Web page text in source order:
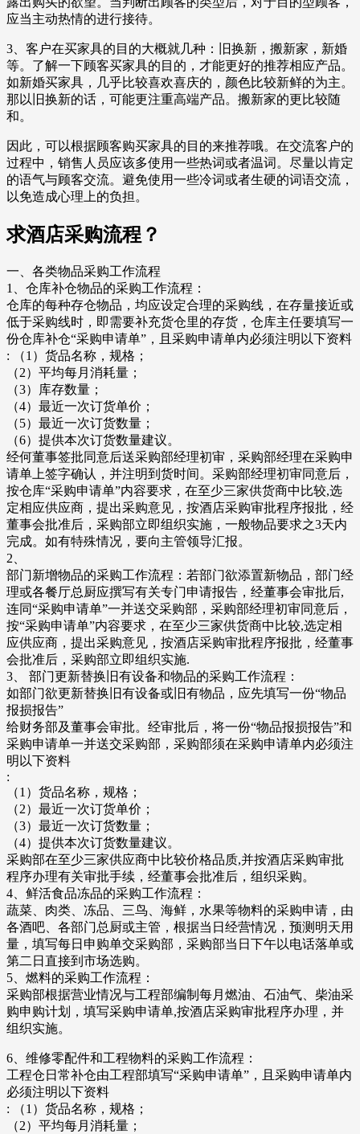
应当主动热情的进行接待。
3、客户在买家具的目的大概就几种：旧换新，搬新家，新婚
等。了解一下顾客买家具的目的，才能更好的推荐相应产品。
如新婚买家具，几乎比较喜欢喜庆的，颜色比较新鲜的为主。
那以旧换新的话，可能更注重高端产品。搬新家的更比较随
和。
因此，可以根据顾客购买家具的目的来推荐哦。在交流客户的
过程中，销售人员应该多使用一些热词或者温词。尽量以肯定
的语气与顾客交流。避免使用一些冷词或者生硬的词语交流，
以免造成心理上的负担。
求酒店采购流程？
一、各类物品采购工作流程
1、仓库补仓物品的采购工作流程：
仓库的每种存仓物品，均应设定合理的采购线，在存量接近或
低于采购线时，即需要补充货仓里的存货，仓库主任要填写一
份仓库补仓“采购申请单”，且采购申请单内必须注明以下资料
: （1）货品名称，规格；
（2）平均每月消耗量；
（3）库存数量；
（4）最近一次订货单价；
（5）最近一次订货数量；
（6）提供本次订货数量建议。
经何董事签批同意后送采购部经理初审，采购部经理在采购申
请单上签字确认，并注明到货时间。采购部经理初审同意后，
按仓库“采购申请单”内容要求，在至少三家供货商中比较,选
定相应供应商，提出采购意见，按酒店采购审批程序报批，经
董事会批准后，采购部立即组织实施，一般物品要求之3天内
完成。如有特殊情况，要向主管领导汇报。
2、
部门新增物品的采购工作流程：若部门欲添置新物品，部门经
理或各餐厅总厨应撰写有关专门申请报告，经董事会审批后,
连同“采购申请单”一并送交采购部，采购部经理初审同意后，
按“采购申请单”内容要求，在至少三家供货商中比较,选定相
应供应商，提出采购意见，按酒店采购审批程序报批，经董事
会批准后，采购部立即组织实施.
3、 部门更新替换旧有设备和物品的采购工作流程：
如部门欲更新替换旧有设备或旧有物品，应先填写一份“物品
报损报告”
给财务部及董事会审批。经审批后，将一份“物品报损报告”和
采购申请单一并送交采购部，采购部须在采购申请单内必须注
明以下资料
:
（1）货品名称，规格；
（2）最近一次订货单价；
（3）最近一次订货数量；
（4）提供本次订货数量建议。
采购部在至少三家供应商中比较价格品质,并按酒店采购审批
程序办理有关审批手续，经董事会批准后，组织采购。
4、鲜活食品冻品的采购工作流程：
蔬菜、肉类、冻品、三鸟、海鲜，水果等物料的采购申请，由
各酒吧、各部门总厨或主管，根据当日经营情况，预测明天用
量，填写每日申购单交采购部，采购部当日下午以电话落单或
第二日直接到市场选购。
5、燃料的采购工作流程：
采购部根据营业情况与工程部编制每月燃油、石油气、柴油采
购申购计划，填写采购申请单,按酒店采购审批程序办理，并
组织实施。
6、维修零配件和工程物料的采购工作流程：
工程仓日常补仓由工程部填写“采购申请单”，且采购申请单内
必须注明以下资料
: （1）货品名称，规格；
（2）平均每月消耗量；